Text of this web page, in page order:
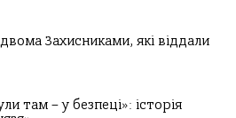
Захисниками, які віддали
там – у безпеці»: історія